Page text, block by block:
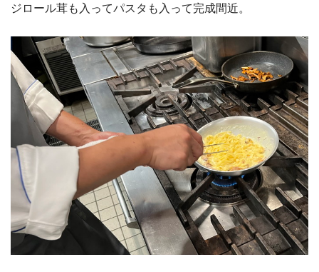
ジロール茸も入ってパスタも入って完成間近。